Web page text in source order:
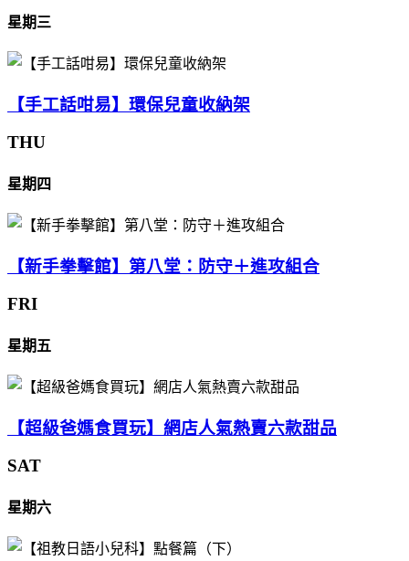
星期三
【手工話咁易】環保兒童收納架
THU
星期四
【新手拳擊館】第八堂：防守＋進攻組合
FRI
星期五
【超級爸媽食買玩】網店人氣熱賣六款甜品
SAT
星期六